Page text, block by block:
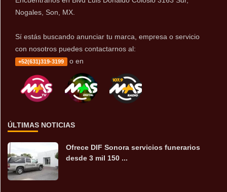
Nogales, Son, MX.
Sí estás buscando anunciar tu marca, empresa o servicio
con nosotros puedes contactarnos al:
+52(631)319-3199 o en
ÚLTIMAS NOTICIAS
Ofrece DIF Sonora servicios funerarios
desde 3 mil 150 ...